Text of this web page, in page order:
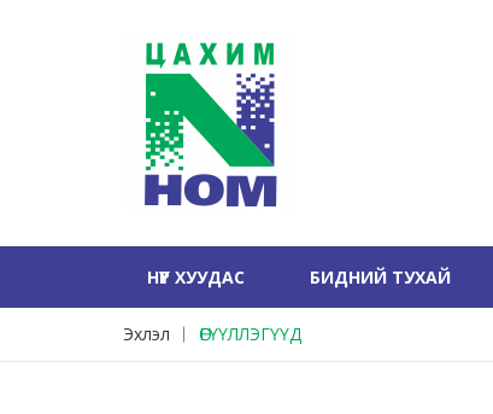
НҮҮР ХУУДАС БИДНИЙ ТУХАЙ
Эхлэл ӨГҮҮЛЛЭГҮҮД